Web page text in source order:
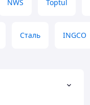
NWS Toptul
Сталь INGCO